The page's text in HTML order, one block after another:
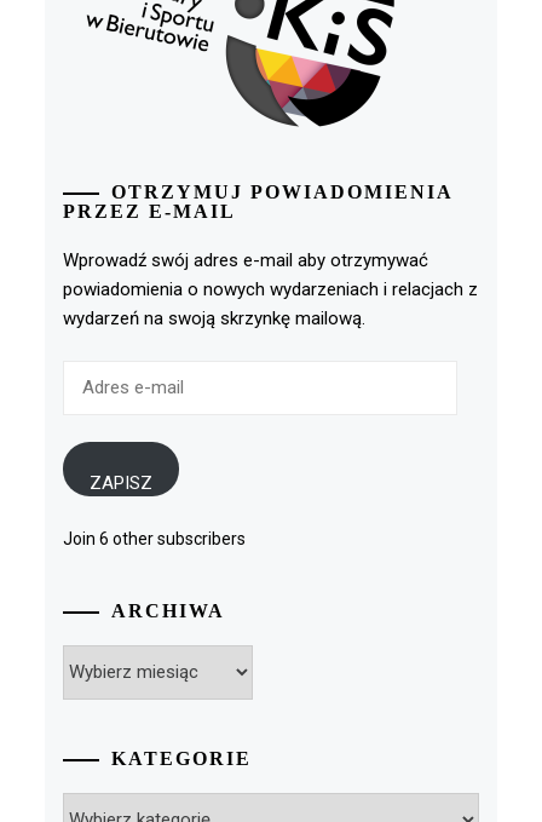
OTRZYMUJ POWIADOMIENIA
PRZEZ E-MAIL
Wprowadź swój adres e-mail aby otrzymywać
powiadomienia o nowych wydarzeniach i relacjach z
wydarzeń na swoją skrzynkę mailową.
ZAPISZ
Join 6 other subscribers
ARCHIWA
KATEGORIE